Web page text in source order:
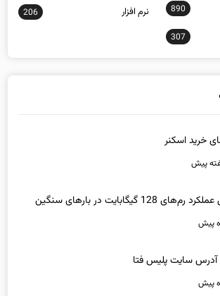
890 نرم افزار 206
307
خرید اسکنر
128 گیگابایت در بارهای سنگین
آدرس سایت پلیس فتا